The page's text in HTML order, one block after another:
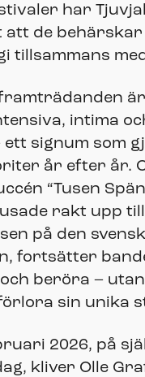
har
att de
tillsammans
intima
signum som
år efter år.
“Tusen
rakt upp till
på den
fortsätter
beröra –
sin unika
2026, på
kliver Olle